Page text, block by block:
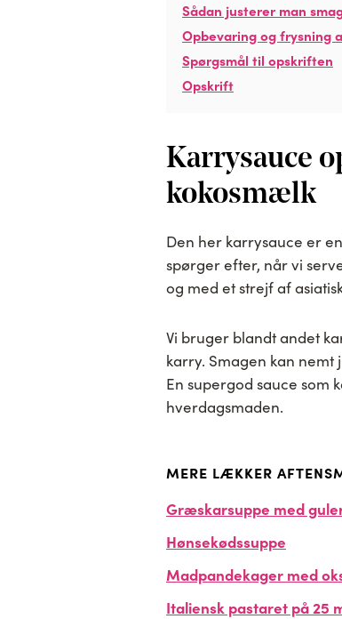
Sådan justerer man
Opbevaring og frysning
Spørgsmål til opskriften
Opskrift
Karrysauce
kokosmælk
Den her karrysauce er
spørger efter, når vi
og med et strejf af
Vi bruger blandt andet
karry. Smagen kan
En supergod sauce som
hverdagsmaden.
MERE LÆKKER
Græskarsuppe med
Hønsekødssuppe
Madpandekager med
Italiensk pastaret på 25